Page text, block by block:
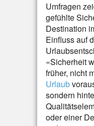
Umfragen
gefühlte
Destination
Einfluss auf
«Sicherheit
früher, nicht
Urlaub
sondern
oder einer